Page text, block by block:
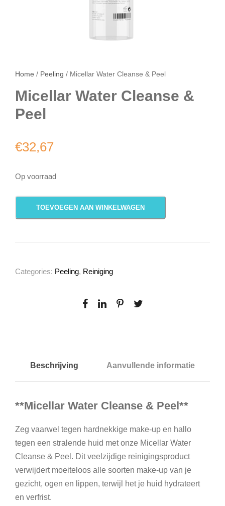
Home / Peeling / Micellar Water Cleanse & Peel
Micellar Water Cleanse &
Peel
€32,67
Op voorraad
i
e
l
e
n
s
e
&
P
e
TOEVOEGEN AAN WINKELWAGEN
Categories: Peeling, Reiniging
Beschrijving Aanvullende informatie
**Micellar Water Cleanse & Peel**
Zeg vaarwel tegen hardnekkige make-up en hallo
tegen een stralende huid met onze Micellar Water
Cleanse & Peel. Dit veelzijdige reinigingsproduct
verwijdert moeiteloos alle soorten make-up van je
gezicht, ogen en lippen, terwijl het je huid hydrateert
en verfrist.